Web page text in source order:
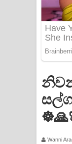
Wanni